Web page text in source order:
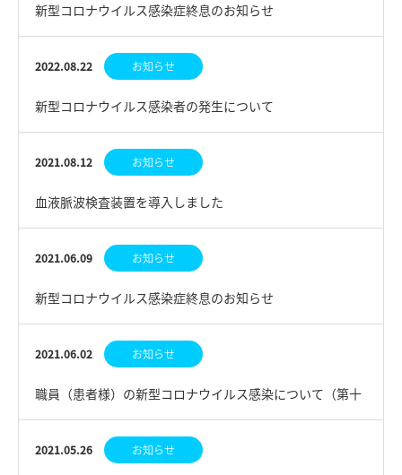
新型コロナウイルス感染症終息のお知らせ
2022.08.22 お知らせ
新型コロナウイルス感染者の発生について
2021.08.12 お知らせ
血液脈波検査装置を導入しました
2021.06.09 お知らせ
新型コロナウイルス感染症終息のお知らせ
2021.06.02 お知らせ
職員（患者様）の新型コロナウイルス感染について（第十
一報）
2021.05.26 お知らせ